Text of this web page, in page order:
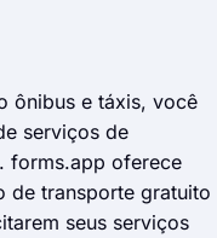
ônibus e táxis, você
serviços de
forms.app oferece
de transporte gratuito
seus serviços